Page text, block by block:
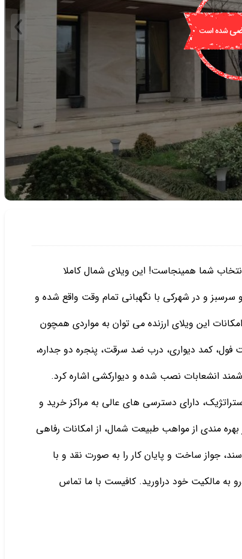
شما همینجاست! این ویلای شمال کاملا
و در شهرکی با نگهبانی تمام وقت واقع شده و
این ویلای ارزنده می توان به مواردی همچون
فول، کمد دیواری، درب ضد سرقت، پنجره دو جداره،
انشعابات نصب شده و دیوارکشی اشاره کرد.
دارای دسترسی های عالی به مراکز خرید و
مندی از مواهب طبیعت شمال، از امکانات رفاهی
جواز ساخت و پایان کار را به صورت نقد و با
به مالکیت خود دراورید. کافیست با ما تماس